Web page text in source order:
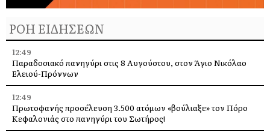
ΡΟΗ ΕΙΔΗΣΕΩΝ
12:49
Παραδοσιακό πανηγύρι στις 8 Αυγούστου, στον Άγιο Νικόλαο
Ελειού-Πρόννων
12:49
Πρωτοφανής προσέλευση 3.500 ατόμων «βούλιαξε» τον Πόρο
Κεφαλονιάς στο πανηγύρι του Σωτήρος!